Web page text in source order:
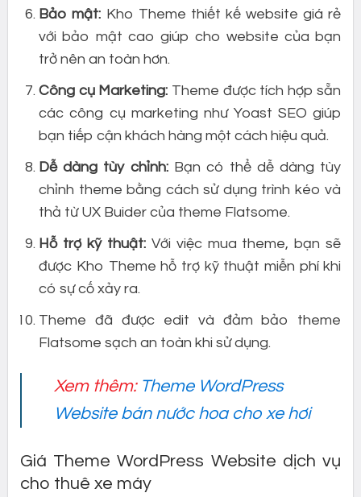
Bảo mật: Kho Theme thiết kế website giá rẻ
với bảo mật cao giúp cho website của bạn
trở nên an toàn hơn.
Công cụ Marketing: Theme được tích hợp sẵn
các công cụ marketing như Yoast SEO giúp
bạn tiếp cận khách hàng một cách hiệu quả.
Dễ dàng tùy chỉnh:Bạn có thể dễ dàng tùy
chỉnh theme bằng cách sử dụng trình kéo và
thả từ UX Buider của theme Flatsome.
Hỗ trợ kỹ thuật:Với việc mua theme, bạn sẽ
được Kho Theme hỗ trợ kỹ thuật miễn phí khi
có sự cố xảy ra.
Theme đã được edit và đảm bảo theme
Flatsome sạch an toàn khi sử dụng.
Xem thêm: Theme WordPress
Website bán nước hoa cho xe hơi
Giá Theme WordPress Website dịch vụ
cho thuê xe máy